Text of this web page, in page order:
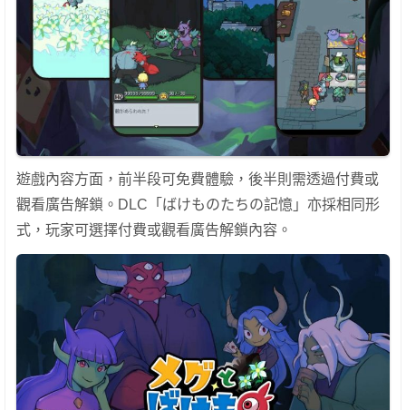
遊戲內容方面，前半段可免費體驗，後半則需透過付費或
觀看廣告解鎖。DLC「ばけものたちの記憶」亦採相同形
式，玩家可選擇付費或觀看廣告解鎖內容。